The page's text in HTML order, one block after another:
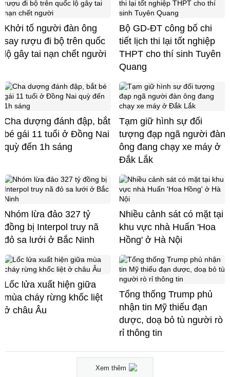
Khởi tố người đàn ông
say rượu đi bộ trên quốc
lộ gây tai nạn chết người
Bộ GD-ĐT công bố chi
tiết lịch thi lại tốt nghiệp
THPT cho thí sinh Tuyên
Quang
Cha dượng đánh đập, bắt
bé gái 11 tuổi ở Đồng Nai
quỳ đến 1h sáng
Tạm giữ hình sự đối
tượng đạp ngã người đàn
ông đang chạy xe máy ở
Đắk Lắk
Nhóm lừa đảo 327 tỷ
đồng bị Interpol truy nã
đỏ sa lưới ở Bắc Ninh
Nhiều cảnh sát có mặt tại
khu vực nhà Huấn 'Hoa
Hồng' ở Hà Nội
Lốc lửa xuất hiện giữa
mùa cháy rừng khốc liệt
ở châu Âu
Tổng thống Trump phủ
nhận tin Mỹ thiếu đạn
dược, doạ bỏ tù người rò
rỉ thông tin
Xem thêm